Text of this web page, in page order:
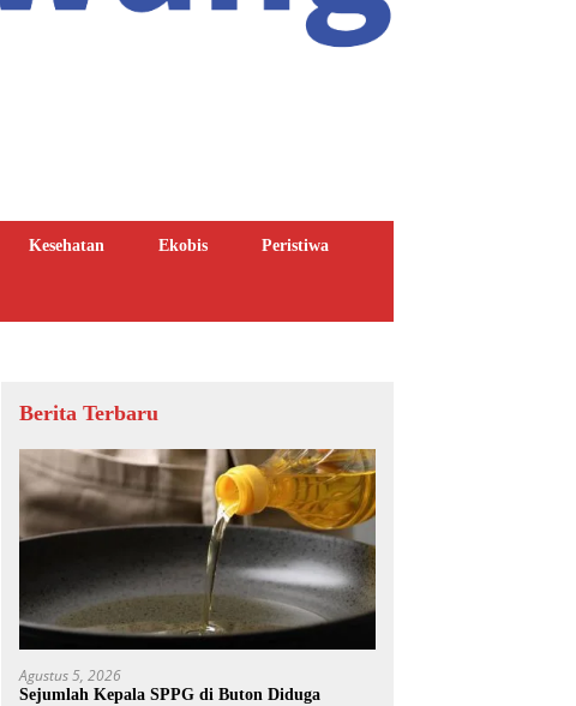
Kesehatan Ekobis Peristiwa
Berita Terbaru
Agustus 5, 2026
Sejumlah Kepala SPPG di Buton Diduga